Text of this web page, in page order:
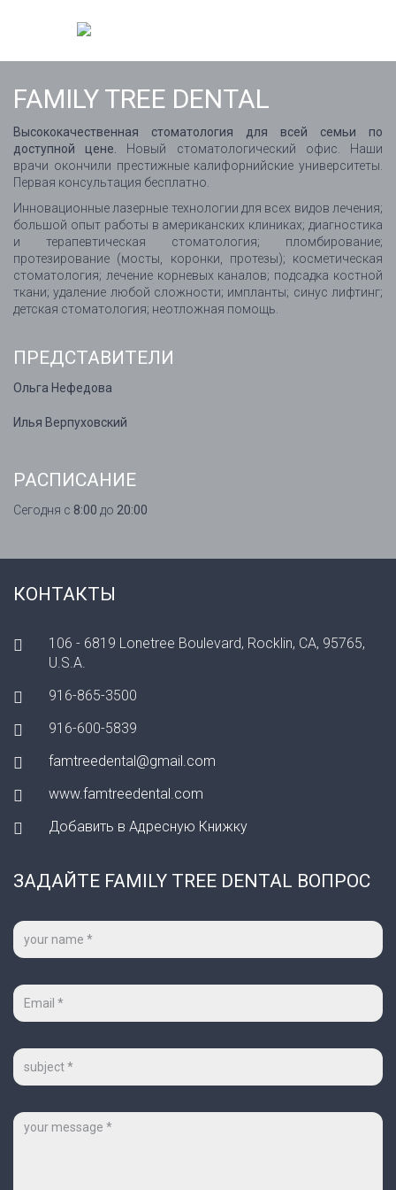
FAMILY TREE DENTAL
Высококачественная стоматология для всей семьи по
доступной цене.
Новый стоматологический офис. Наши
врачи окончили престижные калифорнийские университеты.
Первая консультация бесплатно.
Инновационные лазерные технологии для всех видов лечения;
большой опыт работы в американских клиниках; диагностика
и терапевтическая стоматология; пломбирование;
протезирование (мосты, коронки, протезы); косметическая
стоматология; лечение корневых каналов; подсадка костной
ткани; удаление любой сложности; импланты; синус лифтинг;
детская стоматология; неотложная помощь.
ПРЕДСТАВИТЕЛИ
Ольга Нефедова
Илья Верпуховский
РАСПИСАНИЕ
Сегодня с 8:00 до 20:00
КОНТАКТЫ
106 - 6819 Lonetree Boulevard, Rocklin, CA, 95765,
U.S.A.
916-865-3500
916-600-5839
famtreedental@gmail.com
www.famtreedental.com
Добавить в Адресную Книжку
ЗАДАЙТЕ FAMILY TREE DENTAL ВОПРОС
Ваше
имя
Ваш
mail
Тема
Сообщение